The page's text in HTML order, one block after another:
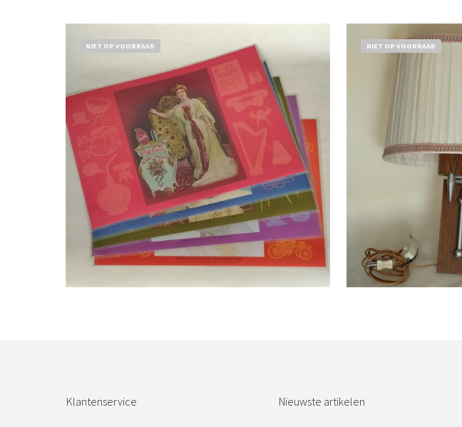
NIET OP VOORRAAD NIET OP VOORRAAD
Klantenservice Nieuwste artikelen